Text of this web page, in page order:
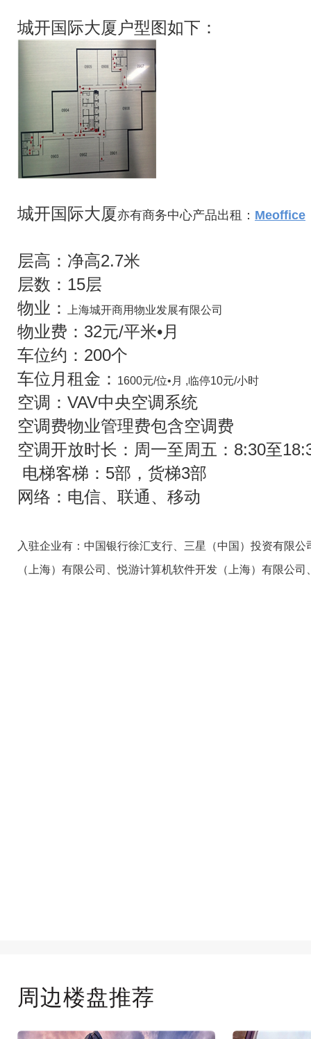
城开国际大厦户型图如下：
城开国际大厦亦有商务中心产品出租： Meoffice
层高：净高2.7米
层数：15层
物业：
上海城开商用物业发展有限公司
物业费：32元/平米•月
车位约：200个
车位月租金：
1600元/位•月 ,临停10元/小时
空调：VAV中央空调系统
空调费物业管理费包含空调费
空调开放时长：周一至周五：8:30至
电梯客梯：5部，货梯3部
网络：电信、联通、移动
入驻企业有：中国银行徐汇支行、三星（中国）投资有限
（上海）有限公司、悦游计算机软件开发（上海）有限公司
周边楼盘推荐